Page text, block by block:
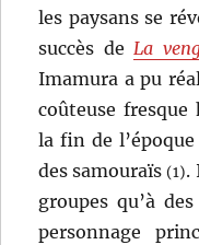
les paysans se
succès deLa
Imamura a pu
coûteuse
la fin de
des samouraïs(1).
groupes qu’à
personnage